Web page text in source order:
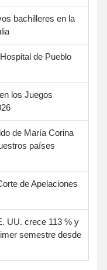
bachilleres en la
de Pueblo
los Juegos
de María Corina
países
de Apelaciones
UU. crece 113 % y
semestre desde